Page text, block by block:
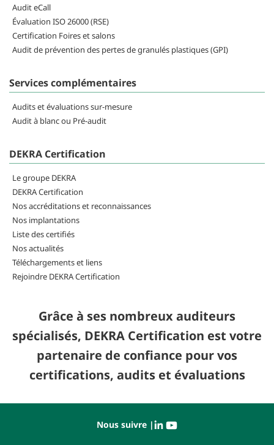
Audit eCall
Évaluation ISO 26000 (RSE)
Certification Foires et salons
Audit de prévention des pertes de granulés plastiques (GPI)
Services complémentaires
Audits et évaluations sur-mesure
Audit à blanc ou Pré-audit
DEKRA Certification
Le groupe DEKRA
DEKRA Certification
Nos accréditations et reconnaissances
Nos implantations
Liste des certifiés
Nos actualités
Téléchargements et liens
Rejoindre DEKRA Certification
Grâce à ses nombreux auditeurs
spécialisés, DEKRA Certification est votre
partenaire de confiance pour vos
certifications, audits et évaluations
Nous suivre |